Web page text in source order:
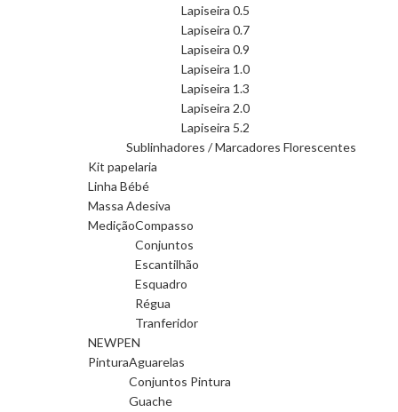
Lapiseira 0.5
Lapiseira 0.7
Lapiseira 0.9
Lapiseira 1.0
Lapiseira 1.3
Lapiseira 2.0
Lapiseira 5.2
Sublinhadores / Marcadores Florescentes
Kit papelaria
Linha Bébé
Massa Adesiva
MediçãoCompasso
Conjuntos
Escantilhão
Esquadro
Régua
Tranferidor
NEWPEN
PinturaAguarelas
Conjuntos Pintura
Guache